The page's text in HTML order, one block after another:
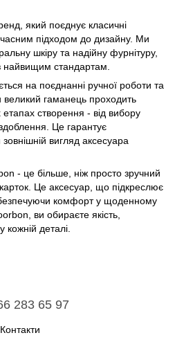
який поєднує класичні
підходом до дизайну. Ми
шкіру та надійну фурнітуру,
найвищим стандартам.
на поєднанні ручної роботи та
великий гаманець проходить
створення - від вибору
Це гарантує
зовнішній вигляд аксесуара
- це більше, ніж просто зручний
Це аксесуар, що підкреслює
комфорт у щоденному
ви обираєте якість,
кожній деталі.
283 65 97
Контакти